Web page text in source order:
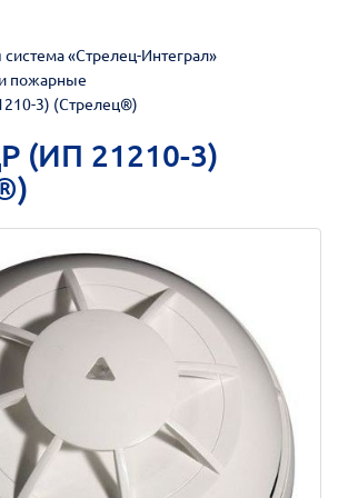
«Стрелец-Интеграл»
пожарные
3) (Стрелец®)
(ИП 21210-3)